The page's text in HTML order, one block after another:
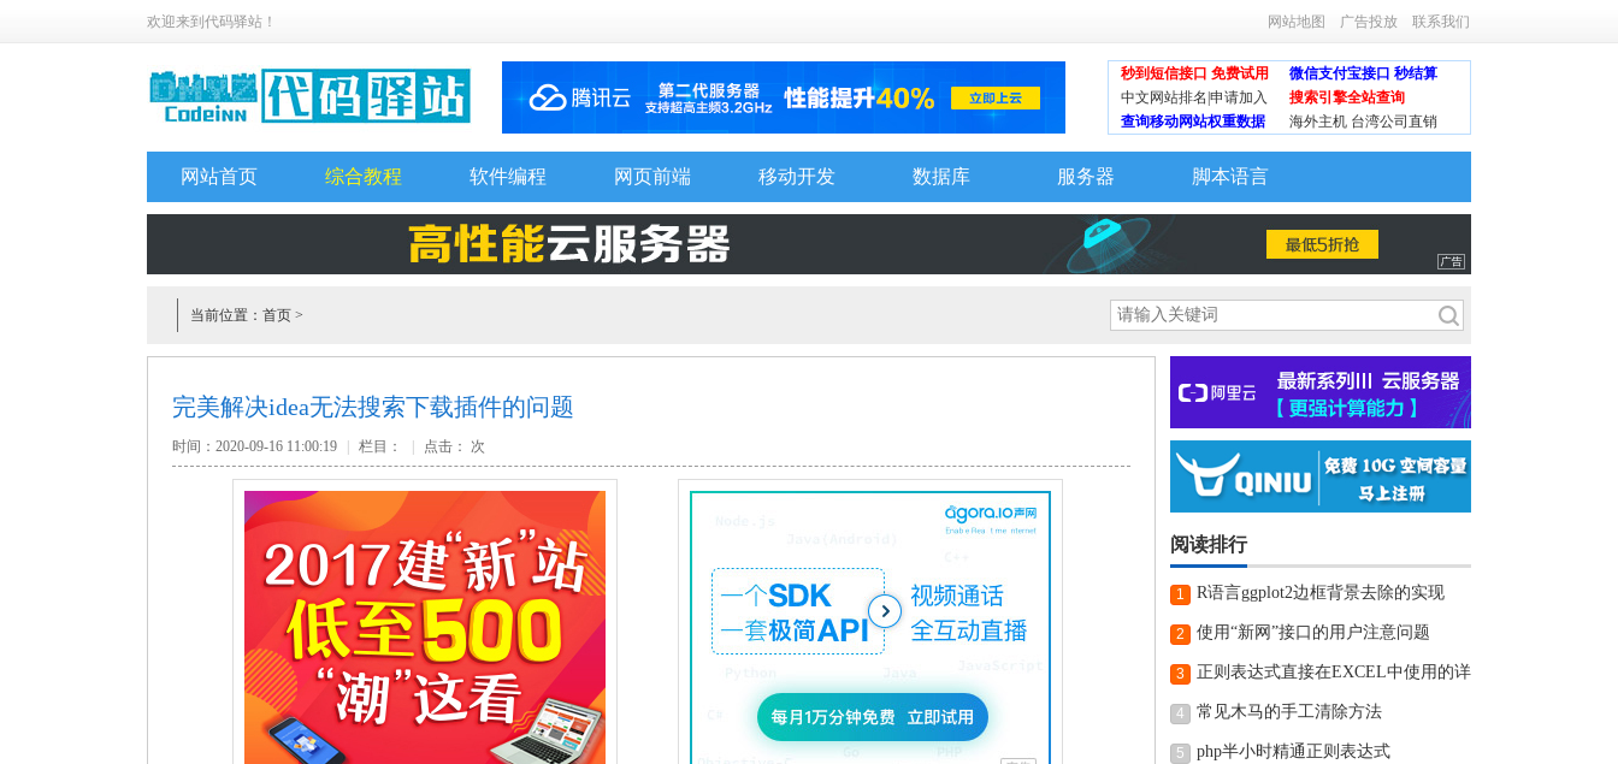
欢迎来到代码驿站！ 网站地图 广告投放 联系我们
秒到短信接口 免费试用
微信支付宝接口 秒结算
中文网站排名|申请加入
搜索引擎全站查询
查询移动网站权重数据
海外主机 台湾公司直销
网站首页 综合教程 软件编程 网页前端 移动开发 数据库 服务器 脚本语言
当前位置： 首页 >
完美解决idea无法搜索下载插件的问题
时间：2020-09-16 11:00:19 栏目： 点击： 次
阅读排行
1 R语言ggplot2边框背景去除的实现
2 使用“新网”接口的用户注意问题
3
正则表达式直接在EXCEL中使用的详
细步骤
4 常见木马的手工清除方法
5 php半小时精通正则表达式